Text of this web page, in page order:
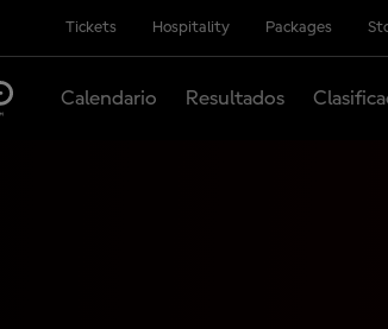
Tickets Hospitality Packages
Calendario Resultados